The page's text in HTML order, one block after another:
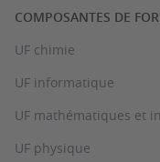
COMPOSANTES DE
UF chimie
UF informatique
UF mathématiques et
UF physique